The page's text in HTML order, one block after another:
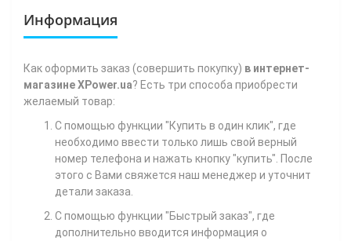
Информация
Как оформить заказ (совершить покупку) в интернет-
магазине XPower.ua? Есть три способа приобрести
желаемый товар:
С помощью функции "Купить в один клик", где
необходимо ввести только лишь свой верный
номер телефона и нажать кнопку "купить". После
этого с Вами свяжется наш менеджер и уточнит
детали заказа.
С помощью функции "Быстрый заказ", где
дополнительно вводится информация о